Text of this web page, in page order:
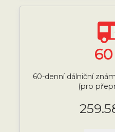
60
60-denní dálniční
(pro